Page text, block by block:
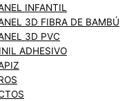
INFANTIL
3D FIBRA DE BAMBÚ
3D PVC
ADHESIVO